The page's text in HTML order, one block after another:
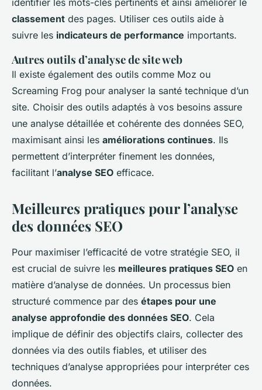
identifier les mots-clés pertinents et ainsi améliorer le
classement des pages. Utiliser ces outils aide à
suivre les indicateurs de performance importants.
Autres outils d’analyse de site web
Il existe également des outils comme Moz ou
Screaming Frog pour analyser la santé technique d’un
site. Choisir des outils adaptés à vos besoins assure
une analyse détaillée et cohérente des données SEO,
maximisant ainsi les améliorations continues. Ils
permettent d’interpréter finement les données,
facilitant l’analyse SEO efficace.
Meilleures pratiques pour l’analyse
des données SEO
Pour maximiser l’efficacité de votre stratégie SEO, il
est crucial de suivre les meilleures pratiques SEO en
matière d’analyse de données. Un processus bien
structuré commence par des étapes pour une
analyse approfondie des données SEO. Cela
implique de définir des objectifs clairs, collecter des
données via des outils fiables, et utiliser des
techniques d’analyse appropriées pour interpréter ces
données.